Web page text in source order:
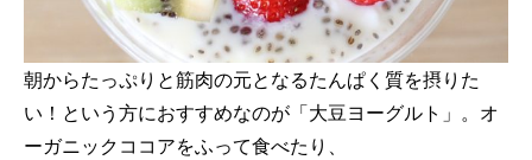
朝からたっぷりと筋肉の元となるたんぱく質を摂りた
い！という方におすすめなのが「大豆ヨーグルト」。オ
ーガニックココアをふって食べたり、